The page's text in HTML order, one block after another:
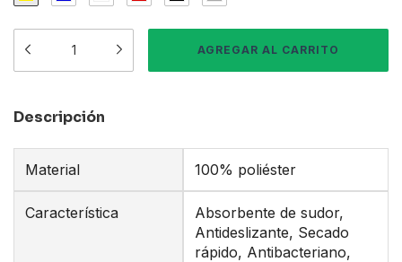
Descripción
Material 100% poliéster
Característica
Absorbente de sudor,
Antideslizante, Secado
rápido, Antibacteriano,